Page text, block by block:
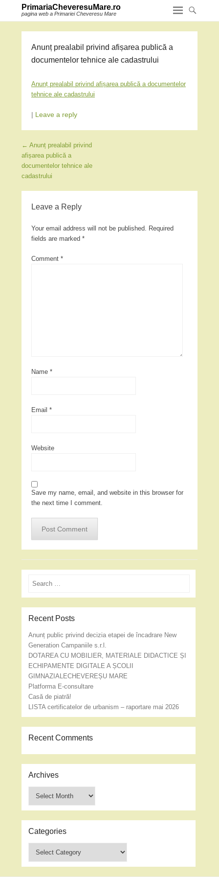
PrimariaCheveresuMare.ro
pagina web a Primariei Cheveresu Mare
Anunț prealabil privind afișarea publică a
documentelor tehnice ale cadastrului
Anunț prealabil privind afișarea publică a documentelor
tehnice ale cadastrului
| Leave a reply
Post navigation
← Anunț prealabil privind
afișarea publică a
documentelor tehnice ale
cadastrului
Leave a Reply
Your email address will not be published. Required
fields are marked *
Comment *
Name *
Email *
Website
Save my name, email, and website in this browser for
the next time I comment.
Search
Recent Posts
Anunț public privind decizia etapei de încadrare New
Generation Campaniile s.r.l.
DOTAREA CU MOBILIER, MATERIALE DIDACTICE ȘI
ECHIPAMENTE DIGITALE A ȘCOLII
GIMNAZIALECHEVEREȘU MARE
Platforma E-consultare
Casă de piatră!
LISTA certificatelor de urbanism – raportare mai 2026
Recent Comments
Archives
Categories